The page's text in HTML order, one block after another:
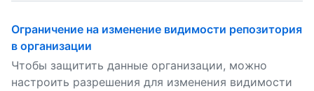
Ограничение на изменение видимости репозитория
в организации
Чтобы защитить данные организации, можно
настроить разрешения для изменения видимости